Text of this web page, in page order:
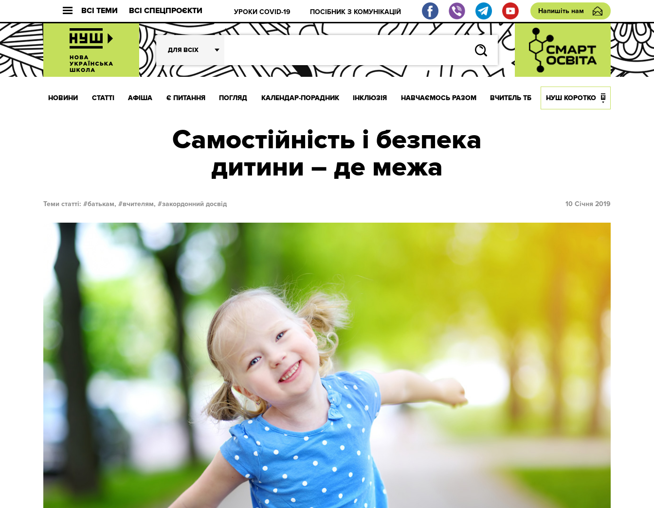
ВСІ ТЕМИ ВСІ СПЕЦПРОЄКТИ УРОКИ COVID-19 ПОСІБНИК З КОМУНІКАЦІЙ Напишіть нам
ДЛЯ ВСІХ
НОВИНИ СТАТТІ АФІША Є ПИТАННЯ ПОГЛЯД КАЛЕНДАР-ПОРАДНИК ІНКЛЮЗІЯ НАВЧАЄМОСЬ РАЗОМ ВЧИТЕЛЬ ТБ НУШ КОРОТКО
Самостійність і безпека
дитини – де межа
Теми статті: батькам, вчителям, закордонний досвід 10 Січня 2019